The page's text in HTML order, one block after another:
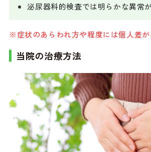
泌尿器科的検査では明らかな異常
※症状のあらわれ方や程度には個人差が
当院の治療方法